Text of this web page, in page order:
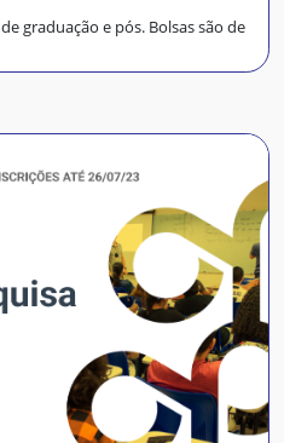
graduação e pós. Bolsas são de